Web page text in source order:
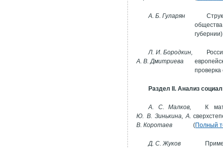
А. Б. Гуларян
Л. И. Бородкин,
А. В. Дмитриева
проверка
Раздел II. Анализ
А. С. Малков,
Ю. В. Зинькина, А.
В. Коротаев
К
(Полный
Д. С. Жуков